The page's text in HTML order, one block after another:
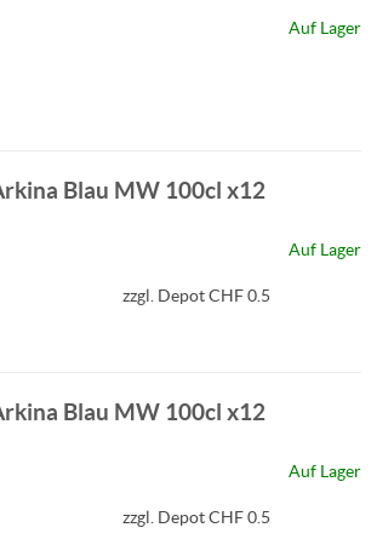
Auf Lager
Blau MW 100cl x12
Auf Lager
zzgl. Depot CHF 0.5
Blau MW 100cl x12
Auf Lager
zzgl. Depot CHF 0.5